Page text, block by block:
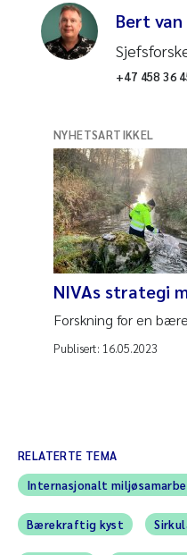
Bert van
+47 458 36
NYHETSARTIKKEL
NIVAs strategi
Forskning for en
Publisert: 16.05.2023
RELATERTE TEMA
Internasjonalt
Bærekraftig kyst